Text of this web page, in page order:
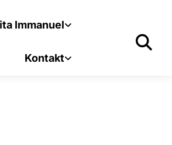
Immanuel
Kontakt